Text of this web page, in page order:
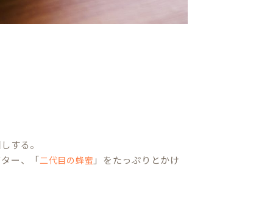
する。
ー、「二代目の蜂蜜 」をたっぷりとかけ